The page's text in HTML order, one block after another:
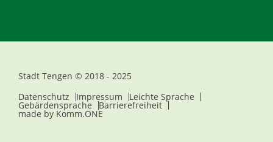
Stadt Tengen © 2018 - 2025
Datenschutz
Impressum Leichte Sprache
Gebärdensprache Barrierefreiheit
made by Komm.ONE